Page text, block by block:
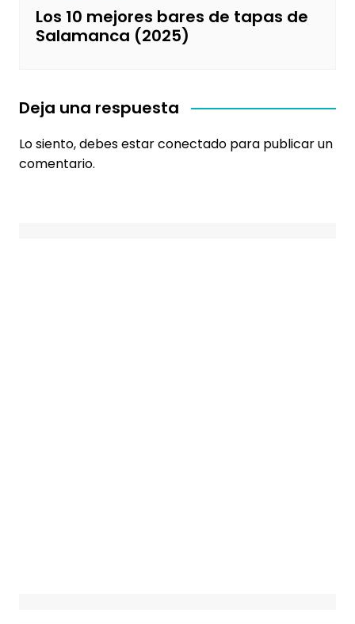
Los 10 mejores bares de tapas de
Salamanca (2025)
Deja una respuesta
Lo siento, debes estarconectadopara publicar un
comentario.